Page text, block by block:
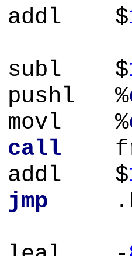
$
$
%
%
call
$
jmp